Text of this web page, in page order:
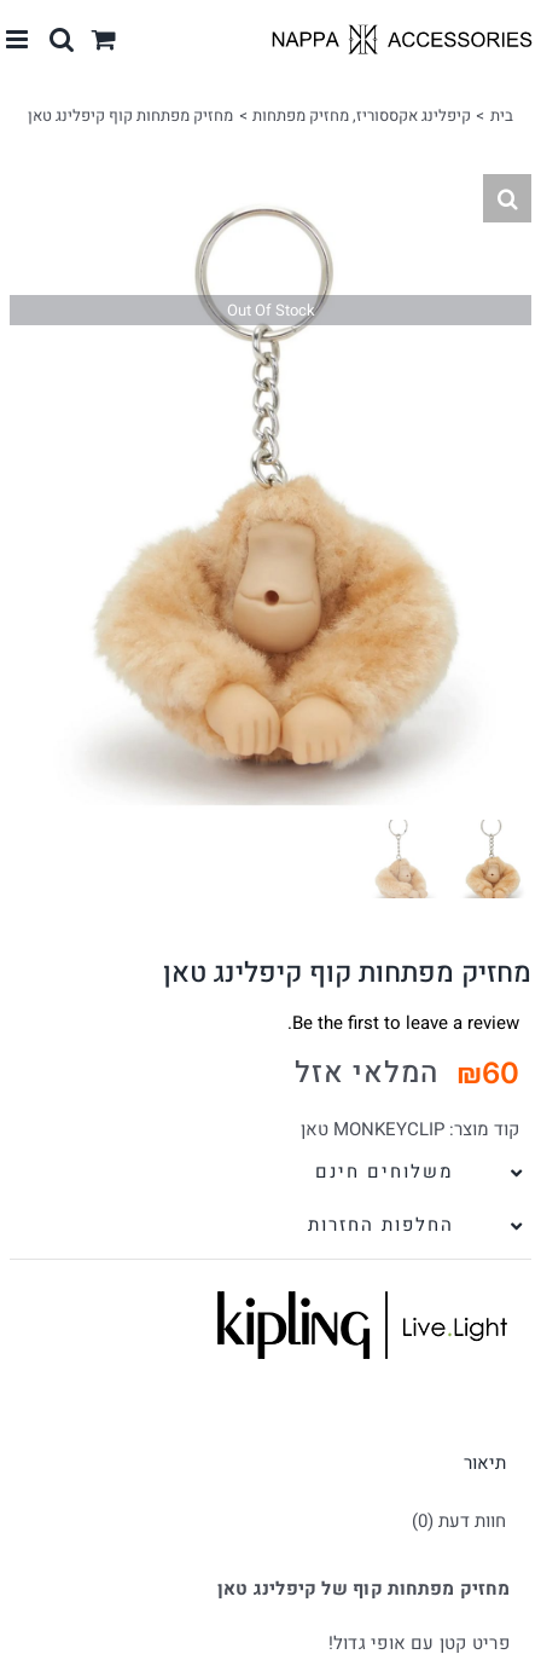
לתוכן
בית קיפלינג אקססוריז מחזיק מפתחות מחזיק מפתחות קוף קיפלינג טאן
Out Of Stock
מחזיק מפתחות קוף קיפלינג טאן
Be the first to leave a review.
₪60 המלאי אזל
קוד מוצר: MONKEYCLIP טאן
משלוחים חינם
החלפות החזרות
תיאור
חוות דעת (0)
מחזיק מפתחות קוף של קיפלינג טאן
פריט קטן עם אופי גדול!